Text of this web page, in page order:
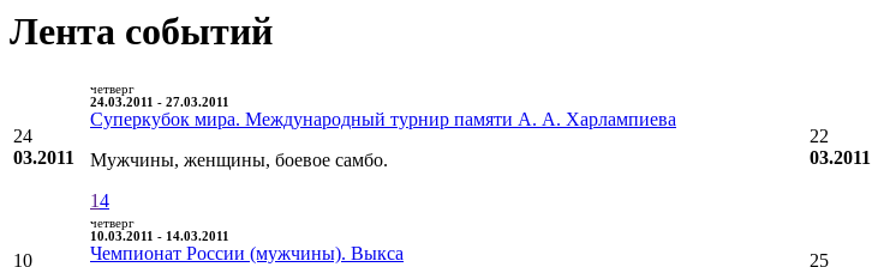
Лента событий
24
03.2011
четверг
24.03.2011 - 27.03.2011
Суперкубок мира. Международный турнир памяти А. А. Харлампиева
Мужчины, женщины, боевое самбо.
14
22
03.2011
10
четверг
10.03.2011 - 14.03.2011
Чемпионат России (мужчины). Выкса
25